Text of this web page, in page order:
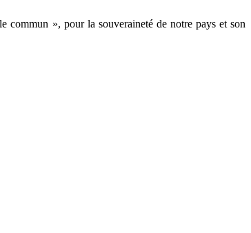
commun », pour la souveraineté de notre pays et son